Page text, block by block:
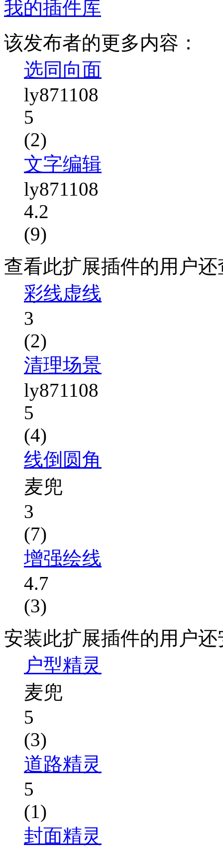
我的插件库
该发布者的更多内容：
选同向面
ly871108
5
(2)
文字编辑
ly871108
4.2
(9)
查看此扩展插件的用户
彩线虚线
3
(2)
清理场景
ly871108
5
(4)
线倒圆角
麦兜
3
(7)
增强绘线
4.7
(3)
安装此扩展插件的用户
户型精灵
麦兜
5
(3)
道路精灵
5
(1)
封面精灵